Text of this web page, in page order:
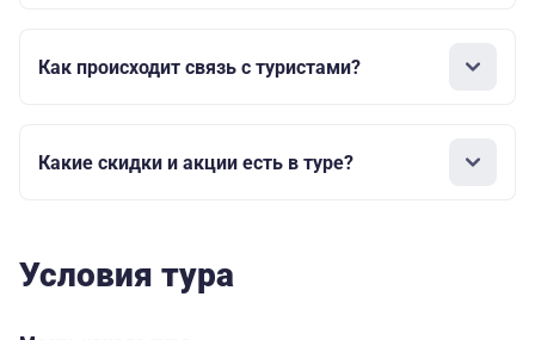
Как происходит связь с туристами?
Какие скидки и акции есть в туре?
Условия тура